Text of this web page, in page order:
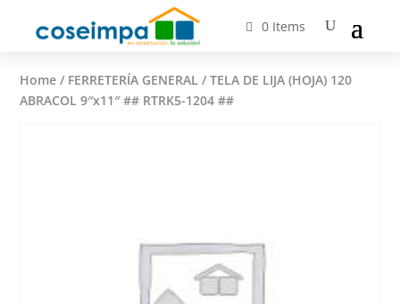
0 Items
Home / FERRETERÍA GENERAL / TELA DE LIJA (HOJA) 120
ABRACOL 9″x11″ ## RTRK5-1204 ##